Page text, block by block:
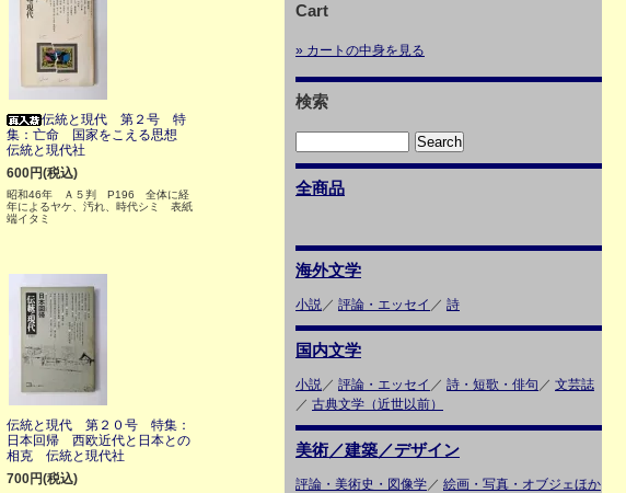
伝統と現代 第２号 特
集：亡命 国家をこえる思想
伝統と現代社
600円(税込)
昭和46年 Ａ５判 P196 全体に経
年によるヤケ、汚れ、時代シミ 表紙
端イタミ
伝統と現代 第２０号 特集：
日本回帰 西欧近代と日本との
相克 伝統と現代社
700円(税込)
Cart
» カートの中身を見る
検索
全商品
海外文学
小説／ 評論・エッセイ ／ 詩
国内文学
小説／ 評論・エッセイ ／ 詩・短歌・俳句 ／ 文芸誌
／ 古典文学（近世以前）
美術／建築／デザイン
評論・美術史・図像学／ 絵画・写真・オブジェほか